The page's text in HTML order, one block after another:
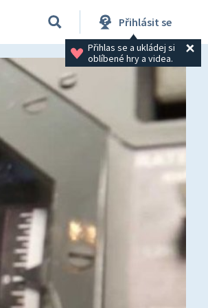
Přihlásit se
Přihlas se a ukládej si
oblíbené hry a videa.